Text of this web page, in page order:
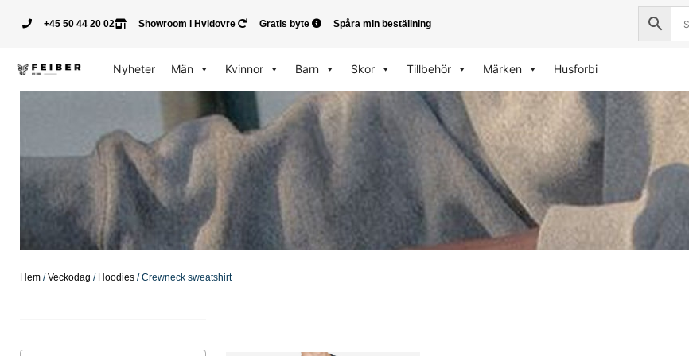
+45 50 44 20 02 Showroom i Hvidovre Gratis byte Spåra min beställning
Nyheter Män Kvinnor Barn Skor Tillbehör Märken Husforbi
Hem /Veckodag / Hoodies / Crewneck sweatshirt